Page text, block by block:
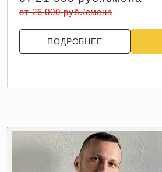
от 26 000 руб./смена
ПОДРОБНЕЕ